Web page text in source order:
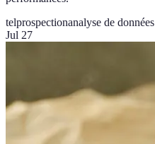
telprospectionanalyse de données
Jul 27